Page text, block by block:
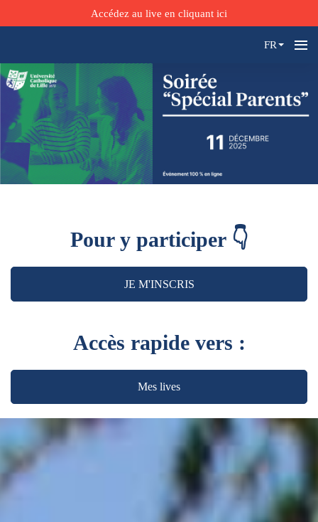
Accédez au live en cliquant ici
FR
Pour y participer 👇
JE M'INSCRIS
Accès rapide vers :
Mes lives